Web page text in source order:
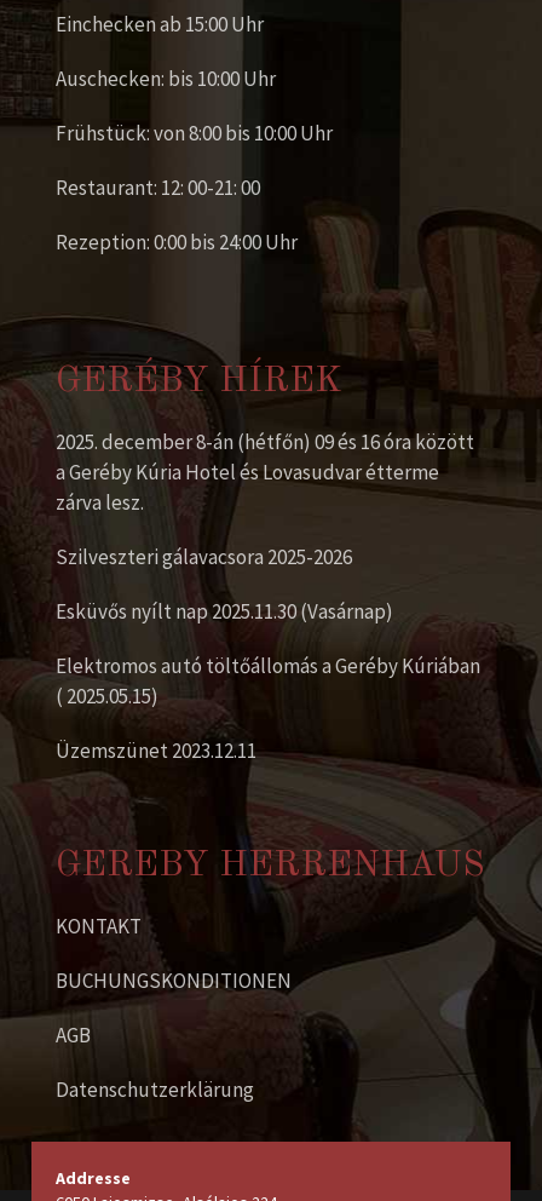
Einchecken ab 15:00 Uhr
Auschecken: bis 10:00 Uhr
Frühstück: von 8:00 bis 10:00 Uhr
Restaurant: 12: 00-21: 00
Rezeption: 0:00 bis 24:00 Uhr
GERÉBY HÍREK
2025. december 8-án (hétfőn) 09 és 16 óra között
a Geréby Kúria Hotel és Lovasudvar étterme
zárva lesz.
Szilveszteri gálavacsora 2025-2026
Esküvős nyílt nap 2025.11.30 (Vasárnap)
Elektromos autó töltőállomás a Geréby Kúriában
( 2025.05.15)
Üzemszünet 2023.12.11
GEREBY HERRENHAUS
KONTAKT
BUCHUNGSKONDITIONEN
AGB
Datenschutzerklärung
Addresse